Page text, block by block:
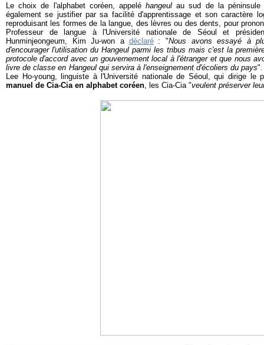
Le choix de l'alphabet coréen, appeléhangeul au sud de la
également se justifier par sa facilité d'apprentissage et son caractère
reproduisant les formes de la langue, des lèvres ou des dents, pour
Professeur de langue à l'Université nationale de Séoul et
Hunminjeongeum, Kim Ju-won a déclaré : "Nous avons essayé à
d'encourager l'utilisation du Hangeul parmi les tribus mais c'est la
protocole d'accord avec un gouvernement local à l'étranger et que nous
livre de classe en Hangeul qui servira à l'enseignement d'écoliers du pays".
Lee Ho-young, linguiste à l'Université nationale de Séoul, qui dirige le
manuel de Cia-Cia en alphabet coréen , les Cia-Cia "veulent préserver